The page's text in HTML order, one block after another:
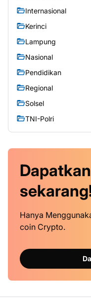
Internasional
Kerinci
Lampung
Nasional
Pendidikan
Regional
Solsel
TNI-Polri
Dapatkan
Hanya
coin Crypto.